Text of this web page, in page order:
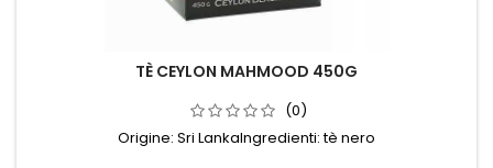
TÈ CEYLON MAHMOOD 450G
(0)
Origine: Sri LankaIngredienti: tè nero